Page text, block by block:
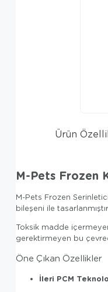
Ürün
M-Pets Frozen
M-Pets Frozen
bileşeni ile
Toksik madde
gerektirmeyen bu
Öne Çıkan Özellikler
İleri PCM